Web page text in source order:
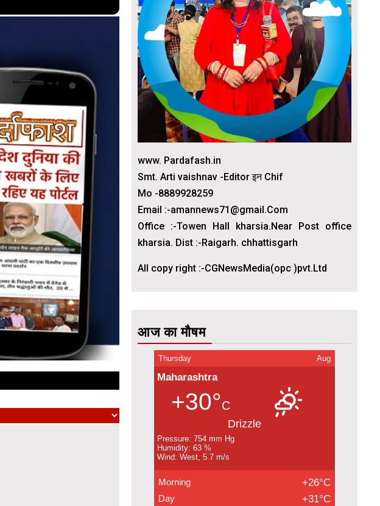
www. Pardafash.in
Smt. Arti vaishnav -Editor इन Chif
Mo -8889928259
Email :-amannews71@gmail.Com
Office :-Towen Hall kharsia.Near Post office
kharsia. Dist :-Raigarh. chhattisgarh
All copy right :-CGNewsMedia(opc )pvt.Ltd
आज का मौषम
Thursday Aug
Maharashtra
+30°C
Drizzle
Pressure: 754 mm Hg
Humidity: 63 %
Wind: West, 5.7 m/s
Morning +26°C
Day +31°C